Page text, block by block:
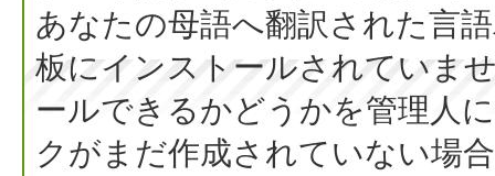
あなたの母語へ翻訳された言
板にインストールされていま
ールできるかどうかを管理人
クがまだ作成されていない場